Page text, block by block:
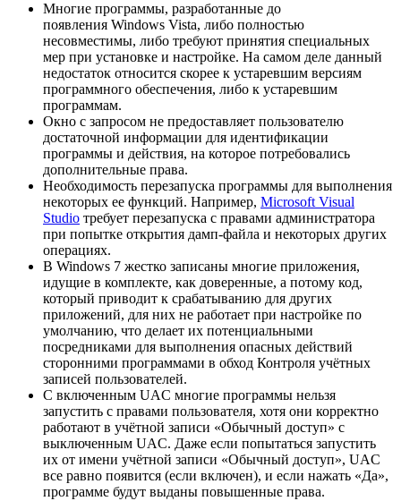
Многие программы, разработанные до
появления Windows Vista, либо полностью
несовместимы, либо требуют принятия специальных
мер при установке и настройке. На самом деле данный
недостаток относится скорее к устаревшим версиям
программного обеспечения, либо к устаревшим
программам.
Окно с запросом не предоставляет пользователю
достаточной информации для идентификации
программы и действия, на которое потребовались
дополнительные права.
Необходимость перезапуска программы для выполнения
некоторых ее функций. Например, Microsoft Visual
Studio требует перезапуска с правами администратора
при попытке открытия дамп-файла и некоторых других
операциях.
В Windows 7 жестко записаны многие приложения,
идущие в комплекте, как доверенные, а потому код,
который приводит к срабатыванию для других
приложений, для них не работает при настройке по
умолчанию, что делает их потенциальными
посредниками для выполнения опасных действий
сторонними программами в обход Контроля учётных
записей пользователей.
С включенным UAC многие программы нельзя
запустить с правами пользователя, хотя они корректно
работают в учётной записи «Обычный доступ» с
выключенным UAC. Даже если попытаться запустить
их от имени учётной записи «Обычный доступ», UAC
все равно появится (если включен), и если нажать «Да»,
программе будут выданы повышенные права.